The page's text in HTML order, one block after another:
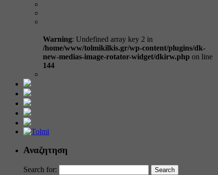
Warning: Undefined array key 2 in
/home/www/tolmikilkis.gr/wp-content/plugins/dk-
new-medias-image-rotator-widget/dkirw.php on line
144
Αναζητηση
Search for: